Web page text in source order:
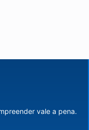
vale a pena.